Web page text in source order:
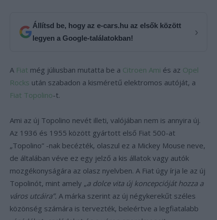
Állítsd be, hogy az e-cars.hu az elsők között
legyen a Google-találatokban!
›
A Fiat még júliusban mutatta be a Citroen Ami és az Opel
Rocks után szabadon a kisméretű elektromos autóját, a
Fiat Topolino-t.
Ami az új Topolino nevét illeti, valójában nem is annyira új.
Az 1936 és 1955 között gyártott első Fiat 500-at
„Topolino” -nak becézték, olaszul ez a Mickey Mouse neve,
de általában véve ez egy jelző a kis állatok vagy autók
mozgékonyságára az olasz nyelvben. A Fiat úgy írja le az új
Topolinót, mint amely „a dolce vita új koncepcióját hozza a
város utcáira”. A márka szerint az új négykerekűt széles
közönség számára is tervezték, beleértve a legfiatalabb